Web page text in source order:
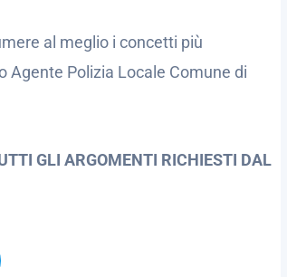
al meglio i concetti più
Agente Polizia Locale Comune di
GLI ARGOMENTI RICHIESTI DAL